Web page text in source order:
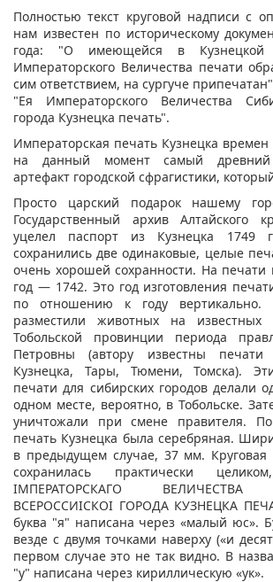
Полностью текст круговой надписи с
нам известен по историческому
года: "О имеющейся в Кузнецкой
Императорского Величества печати
сим ответствием, на сургуче
"Ея Императорского Величества
города Кузнецка печать".
Императорская печать Кузнецка
на данный момент самый древний
артефакт городской сфрагистики,
Просто царский подарок нашему
Государственный архив Алтайского
уцелел паспорт из Кузнецка
сохранились две одинаковые, целые
очень хорошей сохранности. На печати
год — 1742. Это год изготовления
по отношению к году вертикально.
разместили животных на известных
Тобольской провинции периода
Петровны (автору известны
Кузнецка, Тары, Тюмени, Томска).
печати для сибирских городов делали
одном месте, вероятно, в Тобольске.
уничтожали при смене правителя.
печать Кузнецка была серебряная.
в предыдущем случае, 37 мм. Круговая
сохранилась практически
IМПЕРАТОРСКАГО ВЕЛИЧЕСТВА
ВСЕРОССИIСКОI ГОРОДА КУЗНЕЦКА
буква "я" написана через «малый юс».
везде с двумя точками наверху («и
первом случае это не так видно. В
"у" написана через кириллическую «ук».